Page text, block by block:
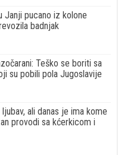
Janji pucano iz kolone
badnjak
Teško se boriti sa
su pobili pola Jugoslavije
ali danas je ima kome
provodi sa kćerkicom i